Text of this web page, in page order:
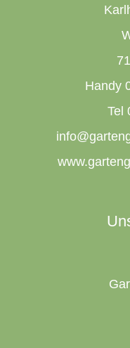
Handy
Tel